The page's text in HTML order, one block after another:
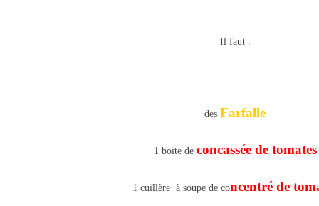
Il faut :
des Farfalle
1 boite de concassée de tomates
1 cuillère à soupe de concentré de